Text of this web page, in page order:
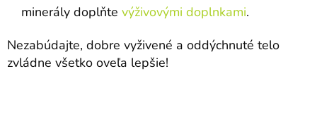
minerály doplňte výživovými doplnkami.
Nezabúdajte, dobre vyživené a oddýchnuté telo
zvládne všetko oveľa lepšie!